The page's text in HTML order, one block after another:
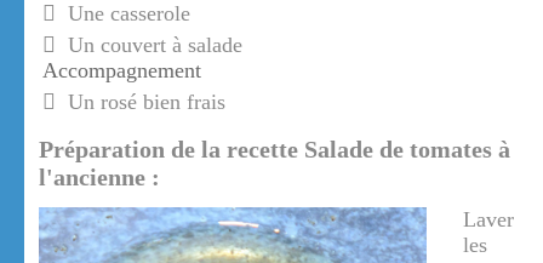
Une casserole
Un couvert à salade
Accompagnement
Un rosé bien frais
Préparation de la recette Salade de tomates à
l'ancienne :
Laver
les